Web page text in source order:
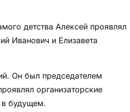
детства Алексей проявлял
Иванович и Елизавета
Он был председателем
организаторские
в будущем.